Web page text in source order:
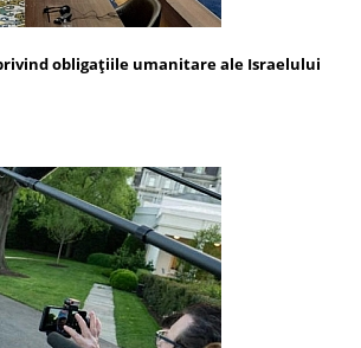
obligațiile umanitare ale Israelului